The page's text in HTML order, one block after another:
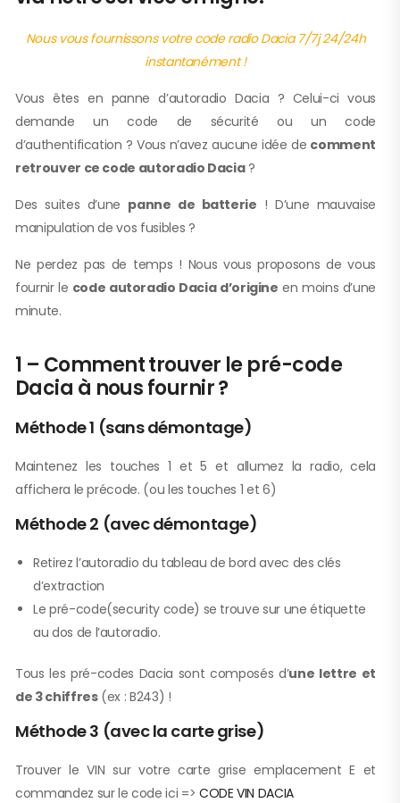
Nous vous fournissons votre code radio Dacia 7/7j 24/24h
instantanément !
Vous êtes en panne d’autoradio Dacia ? Celui-ci vous
demande un code de sécurité ou un code
d’authentification ? Vous n’avez aucune idée de comment
retrouver ce code autoradio Dacia?
Des suites d’une panne de batterie ! D’une mauvaise
manipulation de vos fusibles ?
Ne perdez pas de temps ! Nous vous proposons de vous
fournir le code autoradio Dacia d’origine en moins d’une
minute.
1 – Comment trouver le pré-code
Dacia à nous fournir ?
Méthode 1 (sans démontage)
Maintenez les touches 1 et 5 et allumez la radio, cela
affichera le précode. (ou les touches 1 et 6)
Méthode 2 (avec démontage)
Retirez l’autoradio du tableau de bord avec des clés
d’extraction
Le pré-code(security code) se trouve sur une étiquette
au dos de l’autoradio.
Tous les pré-codes Dacia sont composés d’une lettre et
de 3 chiffres(ex : B243) !
Méthode 3 (avec la carte grise)
Trouver le VIN sur votre carte grise emplacement E et
commandez sur le code ici => CODE VIN DACIA